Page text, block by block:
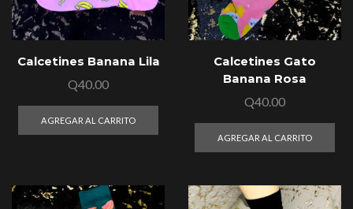
Calcetines Banana Lila
Q40.00
AGREGAR AL CARRITO
Calcetines Gato
Banana Rosa
Q40.00
AGREGAR AL CARRITO